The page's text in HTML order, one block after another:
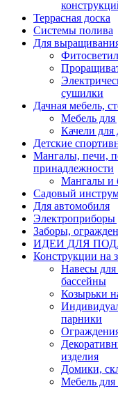
Террасная доска
Системы полива
Для
сушилки
Дачная мебель,
Мебель для
Качели для
Детские
Мангалы, печи,
принадлежности
Мангалы и
Садовый
Для автомобиля
Электроприборы
Заборы,
ИДЕИ ДЛЯ
Конструкции на
Навесы
бассейны
Козырьки
парники
изделия
Домики,
Мебель для